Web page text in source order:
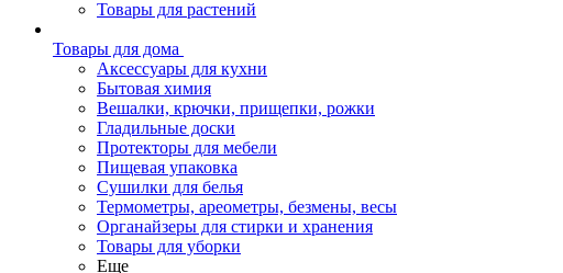
Товары для растений
Товары для дома
Аксессуары для кухни
Бытовая химия
Вешалки, крючки, прищепки, рожки
Гладильные доски
Протекторы для мебели
Пищевая упаковка
Сушилки для белья
Термометры, ареометры, безмены, весы
Органайзеры для стирки и хранения
Товары для уборки
Еще